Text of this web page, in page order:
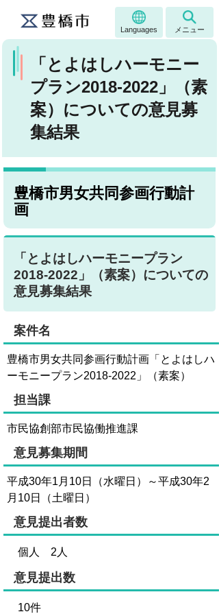
Languages メニュー
「とよはしハーモニー
プラン2018-2022」（素
案）についての意見募
集結果
豊橋市男女共同参画行動計
画
「とよはしハーモニープラン
2018-2022」（素案）についての
意見募集結果
案件名
豊橋市男女共同参画行動計画「とよはしハ
ーモニープラン2018-2022」（素案）
担当課
市民協創部市民協働推進課
意見募集期間
平成30年1月10日（水曜日）～平成30年2
月10日（土曜日）
意見提出者数
個人 2人
意見提出数
10件